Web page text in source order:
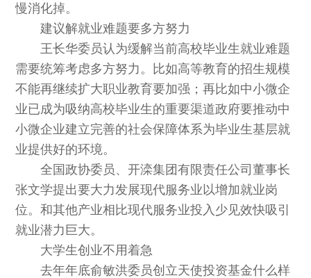
慢消化掉。
建议解就业难题要多方努力
王长华委员认为缓解当前高校毕业生就业难题
需要统筹考虑多方努力。比如高等教育的招生规模
不能再继续扩大职业教育要加强；再比如中小微企
业已成为吸纳高校毕业生的重要渠道政府要推动中
小微企业建立完善的社会保障体系为毕业生基层就
业提供好的环境。
全国政协委员、开滦集团有限责任公司董事长
张文学提出要大力发展现代服务业以增加就业岗
位。和其他产业相比现代服务业投入少见效快吸引
就业潜力巨大。
大学生创业不用着急
去年年底俞敏洪委员创立天使投资基金什么样